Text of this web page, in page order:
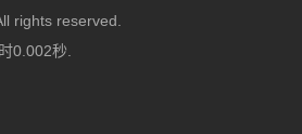
rights reserved.
0.002秒.